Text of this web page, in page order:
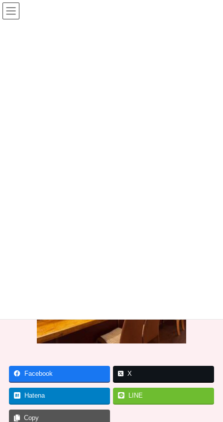
コ
ン
ナ
ビ
Facebook X
Hatena LINE
Copy